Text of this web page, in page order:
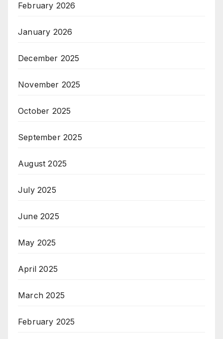
February 2026
January 2026
December 2025
November 2025
October 2025
September 2025
August 2025
July 2025
June 2025
May 2025
April 2025
March 2025
February 2025